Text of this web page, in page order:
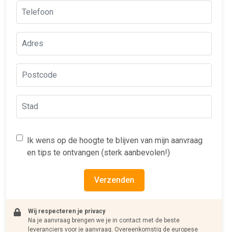
Ik wens op de hoogte te blijven van mijn aanvraag
en tips te ontvangen (sterk aanbevolen!)
Verzenden
Wij respecteren je privacy
Na je aanvraag brengen we je in contact met de beste
leveranciers voor je aanvraag. Overeenkomstig de europese